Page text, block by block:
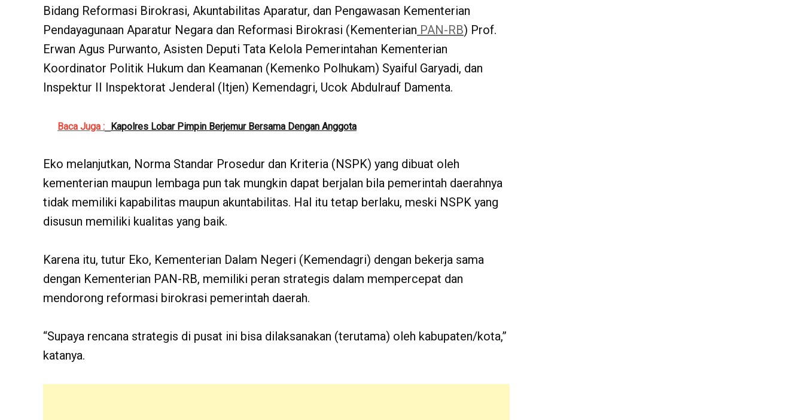
Bidang Reformasi Birokrasi, Akuntabilitas Aparatur, dan Pengawasan Kementerian
Pendayagunaan Aparatur Negara dan Reformasi Birokrasi (Kementerian PAN-RB) Prof.
Erwan Agus Purwanto, Asisten Deputi Tata Kelola Pemerintahan Kementerian
Koordinator Politik Hukum dan Keamanan (Kemenko Polhukam) Syaiful Garyadi, dan
Inspektur II Inspektorat Jenderal (Itjen) Kemendagri, Ucok Abdulrauf Damenta.
Baca Juga : Kapolres Lobar Pimpin Berjemur Bersama Dengan Anggota
Eko melanjutkan, Norma Standar Prosedur dan Kriteria (NSPK) yang dibuat oleh
kementerian maupun lembaga pun tak mungkin dapat berjalan bila pemerintah daerahnya
tidak memiliki kapabilitas maupun akuntabilitas. Hal itu tetap berlaku, meski NSPK yang
disusun memiliki kualitas yang baik.
Karena itu, tutur Eko, Kementerian Dalam Negeri (Kemendagri) dengan bekerja sama
dengan Kementerian PAN-RB, memiliki peran strategis dalam mempercepat dan
mendorong reformasi birokrasi pemerintah daerah.
“Supaya rencana strategis di pusat ini bisa dilaksanakan (terutama) oleh kabupaten/kota,”
katanya.